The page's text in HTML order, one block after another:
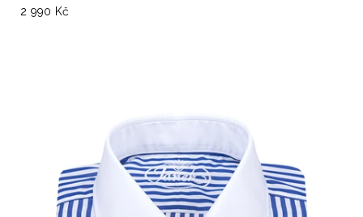
2 990 Kč